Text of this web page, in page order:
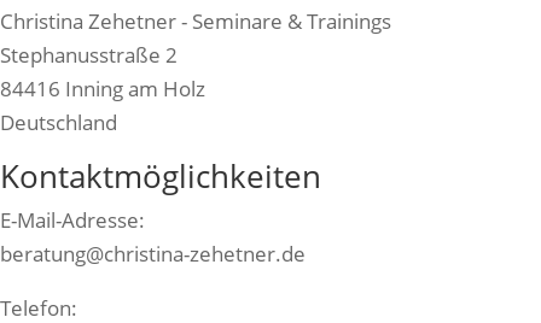
Christina Zehetner - Seminare & Trainings
Stephanusstraße 2
84416 Inning am Holz
Deutschland
Kontaktmöglichkeiten
E-Mail-Adresse:
beratung@christina-zehetner.de
Telefon: